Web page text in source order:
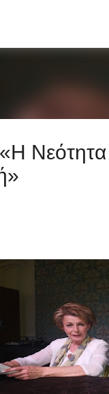
Νεότητα